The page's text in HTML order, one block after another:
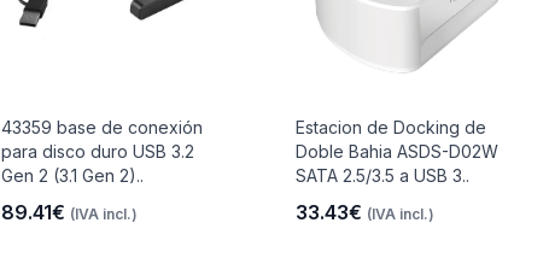
43359 base de conexión
para disco duro USB 3.2
Gen 2 (3.1 Gen 2)..
89.41€ (IVA incl.)
Estacion de Docking de
Doble Bahia ASDS-D02W
SATA 2.5/3.5 a USB 3..
33.43€ (IVA incl.)